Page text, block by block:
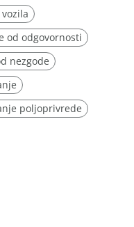
od odgovornosti
nezgode
poljoprivrede